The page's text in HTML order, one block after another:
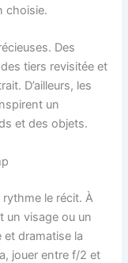
choisie.
Des
tiers revisitée et
D’ailleurs, les
un
et des objets.
le récit. À
un visage ou un
et dramatise la
jouer entre f/2 et